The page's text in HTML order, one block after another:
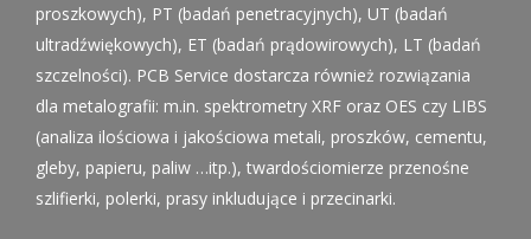
proszkowych), PT (badań penetracyjnych), UT (badań
ultradźwiękowych), ET (badań prądowirowych), LT (badań
szczelności). PCB Service dostarcza również rozwiązania
dla metalografii: m.in. spektrometry XRF oraz OES czy LIBS
(analiza ilościowa i jakościowa metali, proszków, cementu,
gleby, papieru, paliw …itp.), twardościomierze przenośne
szlifierki, polerki, prasy inkludujące i przecinarki.